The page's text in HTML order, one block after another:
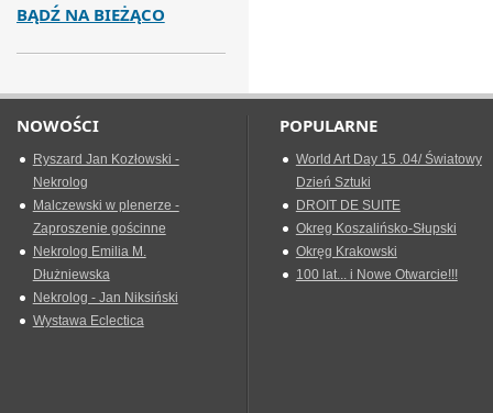
BĄDŹ NA BIEŻĄCO
NOWOŚCI
Ryszard Jan Kozłowski -
Nekrolog
Malczewski w plenerze -
Zaproszenie gościnne
Nekrolog Emilia M.
Dłużniewska
Nekrolog - Jan Niksiński
Wystawa Eclectica
POPULARNE
World Art Day 15 .04/ Światowy
Dzień Sztuki
DROIT DE SUITE
Okreg Koszalińsko-Słupski
Okręg Krakowski
100 lat... i Nowe Otwarcie!!!